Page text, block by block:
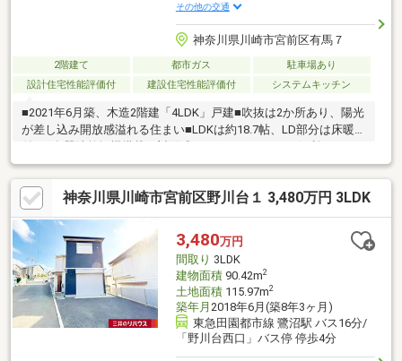
その他の交通
神奈川県川崎市宮前区有馬７
2階建て 都市ガス
駐車場あり
設計住宅性能評価付
建設住宅性能評価付 システムキッチン
■2021年6月築、木造2階建「4LDK」戸建■吹抜は2か所あり、陽光
が差し込み開放感溢れる住まい■LDKは約18.7帖、LD部分は床暖房
チン勝手口有り■浴室は追焚機能付きオートバス、浴室乾燥機付
き■トイレは各階に有り■ウォークインクローゼットを含む全洋室
収納付き■洋室約7.2帖はバルコニーに面します■EV車充電設備有
り■落ち着いた暮らしが叶う第一種低層住居専用地域内■周辺環
境・セブンイレブン川崎有馬7丁目店 約300m・川崎市立西有馬
小学校 約360m・川崎市立有馬中学校 約410m
神奈川県川崎市宮前区野川台１ 3,480万円 3LDK
3,480万円
間取り 3LDK
建物面積90.42m2
土地面積115.97m2
築年月 2018年6月(築8年3ヶ月)
東急田園都市線 鷺沼駅 バス16分/
「野川台西口」バス停 停歩4分